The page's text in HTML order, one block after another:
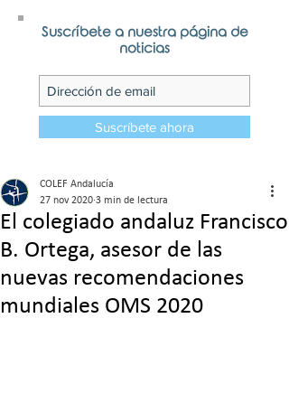
Suscríbete a nuestra página de
noticias
Suscríbete ahora
El colegiado andaluz Francisco
B. Ortega, asesor de las
nuevas recomendaciones
mundiales OMS 2020
COLEF Andalucía
27 nov 2020 3 min de lectura